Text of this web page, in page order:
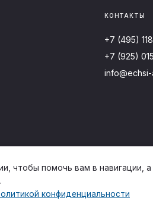
КОНТАКТЫ
+7 (495)
+7 (925)
info@echsi-
2024 — COPYRIGHT
чтобы помочь вам в навигации, а
конфиденциальности